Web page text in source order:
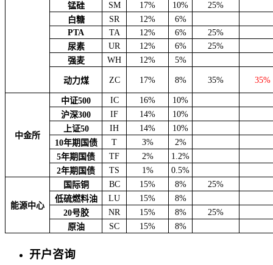
锰硅
SM 17% 10%
25%
白糖
SR 12%
6%
PTA
TA 12% 6%
25%
尿素
UR 12% 6%
25%
强麦
WH 12% 5%
动力煤 ZC 17% 8% 35% 35%
中金所
中证500 IC 16%
10%
沪深300
IF 14%
10%
上证50
IH 14%
10%
10年期国债
T 3%
2%
5年期国债
TF 2%
1.2%
2年期国债
TS 1% 0.5%
能源中心
国际铜 BC 15% 8%
25%
低硫燃料油
LU 15%
8%
20号胶
NR 15% 8%
25%
原油
SC 15% 8%
开户咨询